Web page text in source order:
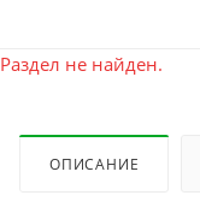
Раздел не найден.
ОПИСАНИЕ